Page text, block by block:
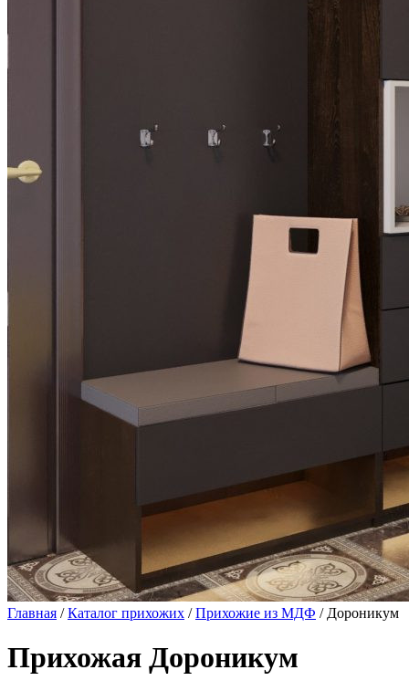
Главная /Каталог прихожих /Прихожие из МДФ / Дороникум
Прихожая Дороникум